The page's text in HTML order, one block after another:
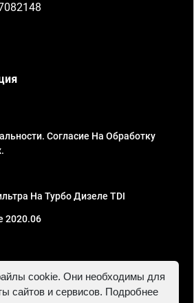
Согласие На Обработку
На Турбо Дизеле TDI
2020.06
ИНН 781302555843,
cookie. Они необходимы для
сайтов и сервисов. Подробнее